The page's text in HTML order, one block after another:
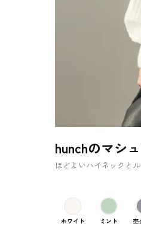
hunchのマシ
ほどよいハイネックと
ホワイト ミント 杢